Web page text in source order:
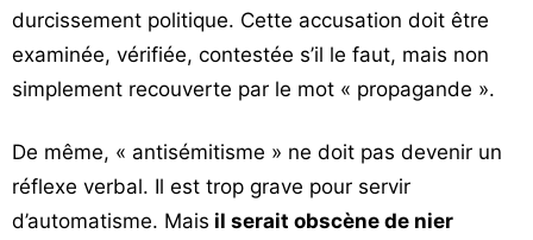
durcissement politique. Cette accusation doit être
examinée, vérifiée, contestée s’il le faut, mais non
simplement recouverte par le mot « propagande ».
De même, « antisémitisme » ne doit pas devenir un
réflexe verbal. Il est trop grave pour servir
d’automatisme. Mais il serait obscène de nier